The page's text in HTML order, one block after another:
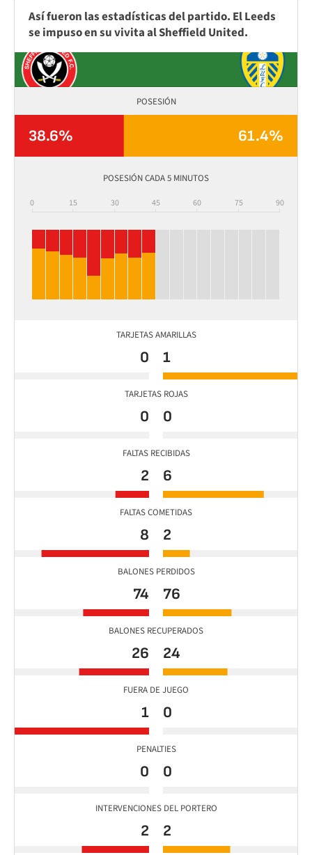
Así fueron las estadísticas del partido. El Leeds
se impuso en su vivita al Sheffield United.
POSESIÓN
38.6% 61.4%
POSESIÓN CADA 5 MINUTOS
0 15 30 45 60 75 90
TARJETAS AMARILLAS
0 1
TARJETAS ROJAS
0 0
FALTAS RECIBIDAS
2 6
FALTAS COMETIDAS
8 2
BALONES PERDIDOS
74 76
BALONES RECUPERADOS
26 24
FUERA DE JUEGO
1 0
PENALTIES
0 0
INTERVENCIONES DEL PORTERO
2 2